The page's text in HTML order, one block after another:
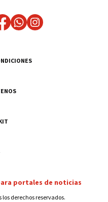
portales de noticias
los derechos reservados.